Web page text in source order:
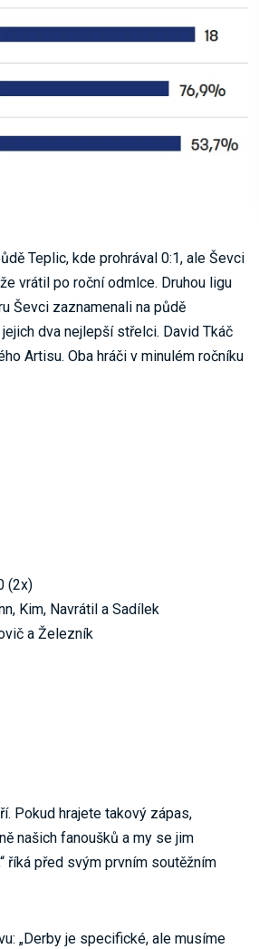
Teplic, kde prohrával 0:1, ale Ševci
vrátil po roční odmlce. Druhou ligu
Ševci zaznamenali na půdě
dva nejlepší střelci. David Tkáč
Artisu. Oba hráči v minulém ročníku
(2x)
Kim, Navrátil a Sadílek
a Železník
Pokud hrajete takový zápas,
našich fanoušků a my se jim
říká před svým prvním soutěžním
„Derby je specifické, ale musíme